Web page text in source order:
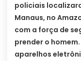
policiais
Manaus, no
com a força de
prender o
aparelhos